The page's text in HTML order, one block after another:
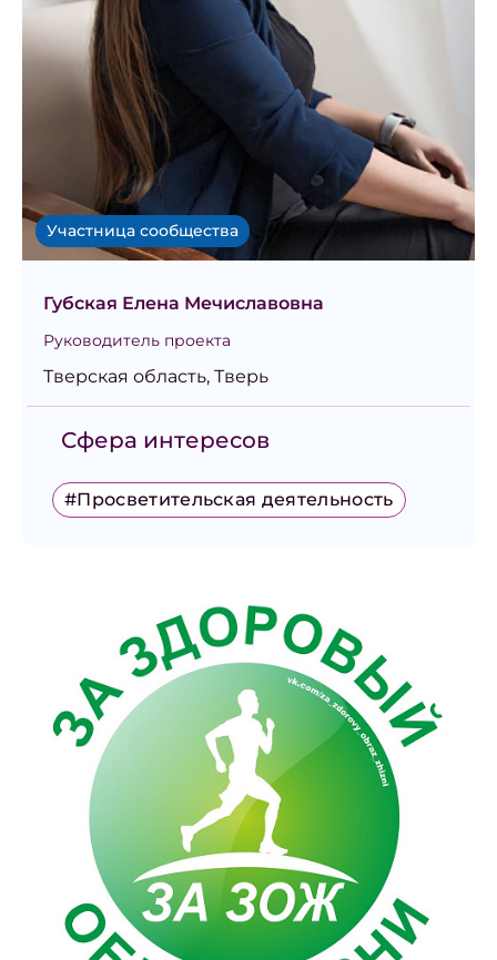
Участница сообщества
Губская Елена Мечиславовна
Руководитель проекта
Тверская область, Тверь
Сфера интересов
#Просветительская деятельность